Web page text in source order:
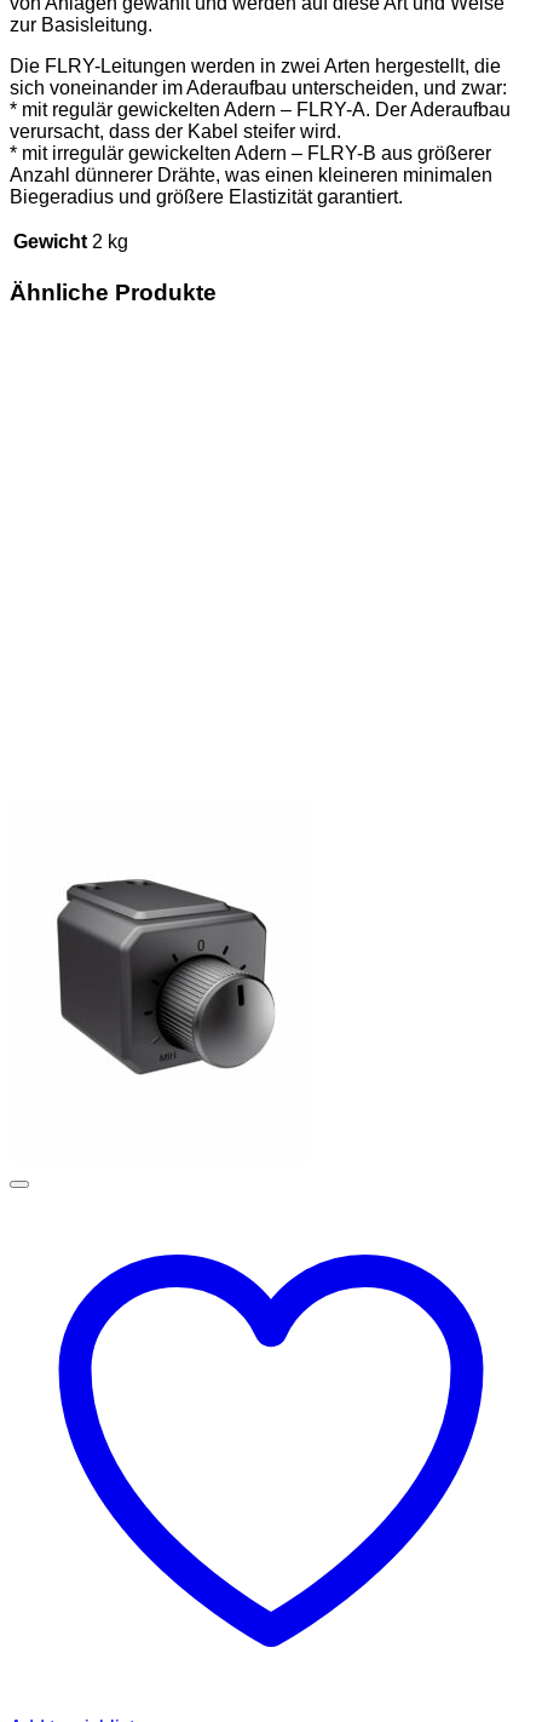
zur Basisleitung.
Die FLRY-Leitungen werden in zwei Arten hergestellt, die
sich voneinander im Aderaufbau unterscheiden, und zwar:
* mit regulär gewickelten Adern – FLRY-A. Der Aderaufbau
verursacht, dass der Kabel steifer wird.
* mit irregulär gewickelten Adern – FLRY-B aus größerer
Anzahl dünnerer Drähte, was einen kleineren minimalen
Biegeradius und größere Elastizität garantiert.
Gewicht 2 kg
Ähnliche Produkte